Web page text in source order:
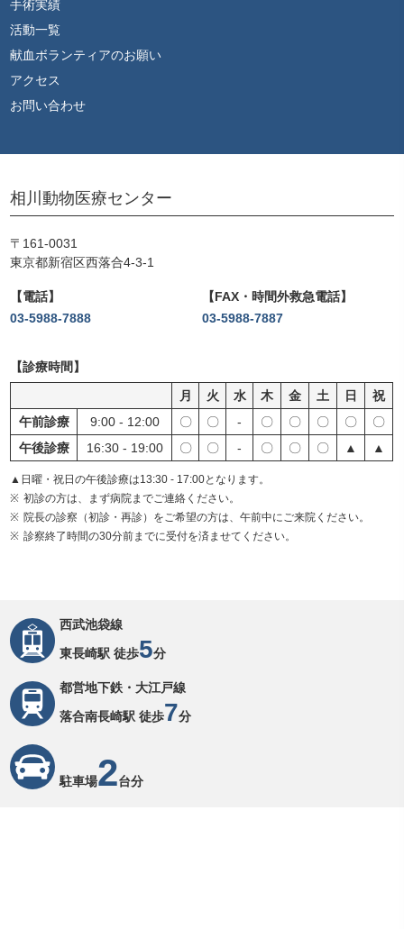
手術実績
活動一覧
献血ボランティアのお願い
アクセス
お問い合わせ
相川動物医療センター
〒161-0031
東京都新宿区西落合4-3-1
電話
03-5988-7888
FAX・時間外救急電話
03-5988-7887
診療時間
月
火 水 木 金 土 日
祝
午前診療
9:00 - 12:00 〇 〇 - 〇 〇 〇 〇
〇
午後診療
16:30 - 19:00 〇 〇 - 〇 〇 〇 ▲ ▲
▲日曜・祝日の午後診療は13:30 - 17:00となります。
初診の方は、まず病院までご連絡ください。
院長の診察（初診・再診）をご希望の方は、午前中にご来院ください。
診察終了時間の30分前までに受付を済ませてください。
西武池袋線
東長崎駅 徒歩5分
都営地下鉄・大江戸線
落合南長崎駅 徒歩7分
駐車場2台分